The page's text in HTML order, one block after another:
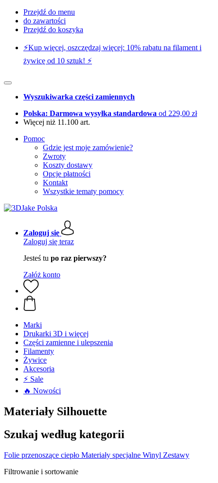
Przejdź do menu
do zawartości
Przejdź do koszyka
⚡️Kup więcej, oszczędzaj więcej: 10% rabatu na filament i
żywicę od 10 sztuk! ⚡️
Wyszukiwarka części zamiennych
Polska: Darmowa wysyłka standardowa od 229,00 zł
Więcej niż 11.100 art.
Pomoc
Gdzie jest moje zamówienie?
Zwroty
Koszty dostawy
Opcje płatności
Kontakt
Wszystkie tematy pomocy
Zaloguj się
Zaloguj się teraz
Jesteś tu po raz pierwszy?
Załóż konto
Marki
Drukarki 3D i więcej
Części zamienne i ulepszenia
Filamenty
Żywice
Akcesoria
⚡ Sale
🔥 Nowości
Materiały Silhouette
Szukaj według kategorii
Folie przenoszące ciepło Materiały specjalne Winyl Zestawy
Filtrowanie i sortowanie